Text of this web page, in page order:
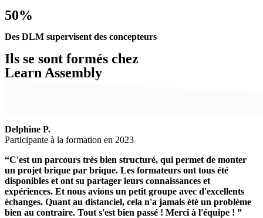
50%
Des DLM supervisent des concepteurs
Ils se sont formés chez
Learn Assembly
Delphine P.
Participante à la formation en 2023
“C'est un parcours très bien structuré, qui permet de monter
un projet brique par brique. Les formateurs ont tous été
disponibles et ont su partager leurs connaissances et
expériences. Et nous avions un petit groupe avec d'excellents
échanges. Quant au distanciel, cela n'a jamais été un problème
bien au contraire. Tout s'est bien passé ! Merci à l'équipe ! ”